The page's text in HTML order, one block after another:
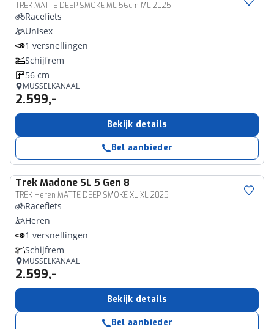
TREK MATTE DEEP SMOKE ML 56cm ML 2025
Racefiets
Unisex
1 versnellingen
Schijfrem
56 cm
MUSSELKANAAL
2.599,-
Bekijk details
Bel aanbieder
TrekMadone SL 5 Gen 8
TREK Heren MATTE DEEP SMOKE XL XL 2025
Racefiets
Heren
1 versnellingen
Schijfrem
MUSSELKANAAL
2.599,-
Bekijk details
Bel aanbieder